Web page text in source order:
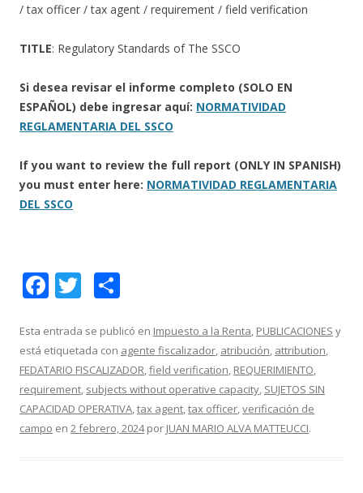
/ tax officer / tax agent / requirement / field verification
TITLE: Regulatory Standards of The SSCO
Si desea revisar el informe completo (SOLO EN
ESPAÑOL) debe ingresar aquí: NORMATIVIDAD
REGLAMENTARIA DEL SSCO
If you want to review the full report (ONLY IN SPANISH)
you must enter here: NORMATIVIDAD REGLAMENTARIA
DEL SSCO
F
e
b
o
o
k
T
itt
er
m
p
ar
ti
r
Esta entrada se publicó en Impuesto a la Renta, PUBLICACIONES y
está etiquetada con agente fiscalizador, atribución, attribution,
FEDATARIO FISCALIZADOR,field verification, REQUERIMIENTO,
requirement, subjects without operative capacity, SUJETOS SIN
CAPACIDAD OPERATIVA,tax agent,tax officer,verificación de
campo en 2 febrero, 2024por JUAN MARIO ALVA MATTEUCCI.